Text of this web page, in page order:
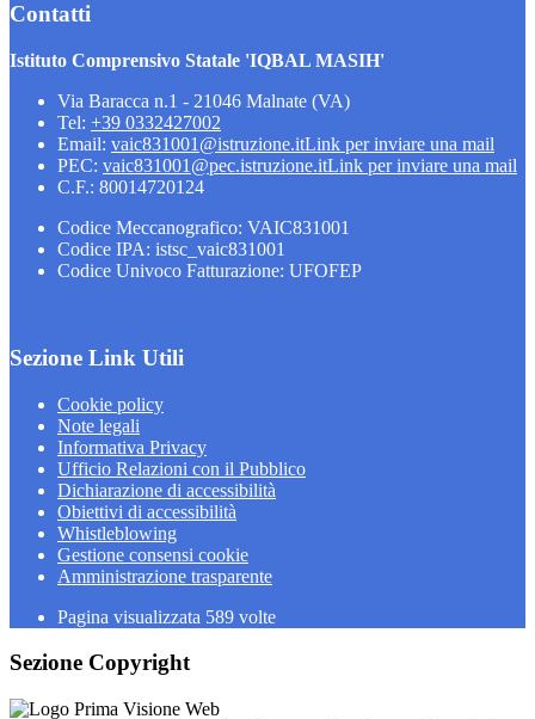
Contatti
Istituto Comprensivo Statale 'IQBAL MASIH'
Via Baracca n.1 - 21046 Malnate (VA)
Tel: +39 0332427002
Email: vaic831001@istruzione.itLink per inviare una mail
PEC: vaic831001@pec.istruzione.itLink per inviare una mail
C.F.: 80014720124
Codice Meccanografico: VAIC831001
Codice IPA: istsc_vaic831001
Codice Univoco Fatturazione: UFOFEP
Sezione Link Utili
Cookie policy
Note legali
Informativa Privacy
Ufficio Relazioni con il Pubblico
Dichiarazione di accessibilità
Obiettivi di accessibilità
Whistleblowing
Gestione consensi cookie
Amministrazione trasparente
Pagina visualizzata 589 volte
Sezione Copyright